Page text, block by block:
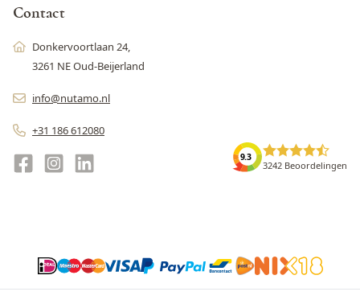
Contact
Donkervoortlaan 24,
3261 NE Oud-Beijerland
info@nutamo.nl
+31 186 612080
9.3
3242 Beoordelingen